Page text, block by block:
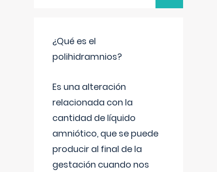
¿Qué es el
polihidramnios?
Es una alteración
relacionada con la
cantidad de líquido
amniótico, que se puede
producir al final de la
gestación cuando nos